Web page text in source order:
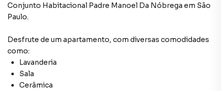
Conjunto Habitacional Padre Manoel Da Nóbrega em São
Paulo.
Desfrute de um apartamento, com diversas comodidades
como:
Lavanderia
Sala
Cerâmica